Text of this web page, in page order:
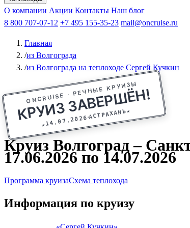
Афанасий Никитин Октябрьская революция
О компании Акции Контакты Наш блог
8 800 707-07-12 +7 495 155-35-23 mail@oncruise.ru
Главная
/из Волгограда
/из Волгограда на теплоходе Сергей Кучкин
ONCRUISE · РЕЧНЫЕ КРУИЗЫ
КРУИЗ ЗАВЕРШЁН!
★14.07.2026АСТРАХАНЬ★
Круиз Волгоград –
17.06.2026 по 14.07.2026
Программа круизаСхема теплохода
Информация по круизу